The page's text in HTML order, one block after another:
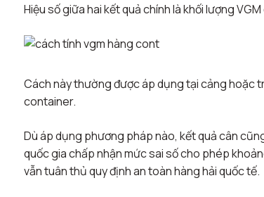
Hiệu số giữa hai kết quả chính là khối lượng
Cách này thường được áp dụng tại cảng hoặc
container.
Dù áp dụng phương pháp nào, kết quả cân
quốc gia chấp nhận mức sai số cho phép
vẫn tuân thủ quy định an toàn hàng hải quốc tế.